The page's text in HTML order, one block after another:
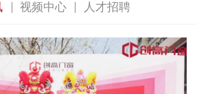
视频中心 人才招聘